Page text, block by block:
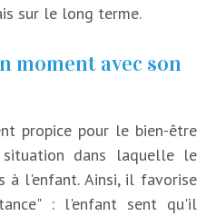
sur le long terme.
moment avec son
propice pour le bien-être
dans laquelle le
à l'enfant. Ainsi, il favorise
: l'enfant sent qu'il